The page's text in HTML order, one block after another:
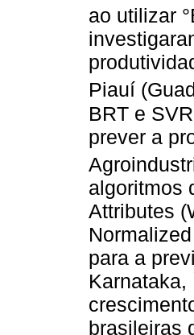
ao utilizar
Piauí
BRT e
prever a
algoritmos
Attributes
para a
brasileiras